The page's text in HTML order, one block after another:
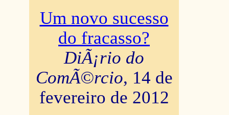
Um novo sucesso
do fracasso?
DiÃ¡rio do
ComÃ©rcio, 14 de
fevereiro de 2012